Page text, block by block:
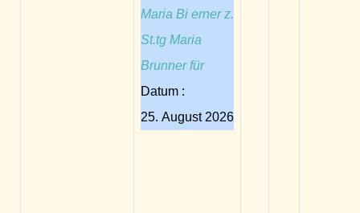
Maria Bi erner z.
St.tg Maria
Brunner für
Datum :
25. August 2026